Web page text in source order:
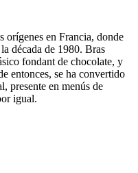
orígenes en Francia, donde
década de 1980. Bras
fondant de chocolate, y
entonces, se ha convertido
presente en menús de
igual.